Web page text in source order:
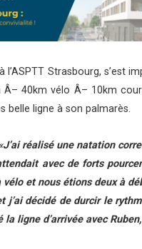
Strasbourg, s’est
40km vélo Â– 10km
belle ligne à son palmarès.
réalisé une natation
avec de forts
et nous étions deux à
j’ai décidé de durcir le
ligne d’arrivée avec